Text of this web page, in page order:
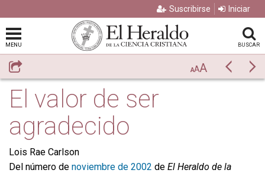
Suscribirse Iniciar
MENU BUSCAR
Compartir AAA Previo
El valor de ser
agradecido
Lois Rae Carlson
Del número de noviembre de 2002 de El Heraldo de la